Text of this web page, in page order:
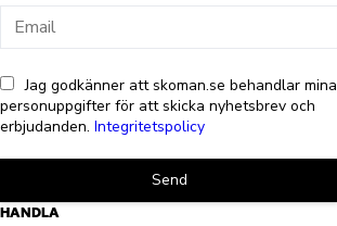
Jag godkänner att skoman.se behandlar mina
personuppgifter för att skicka nyhetsbrev och
erbjudanden. Integritetspolicy
Send
HANDLA